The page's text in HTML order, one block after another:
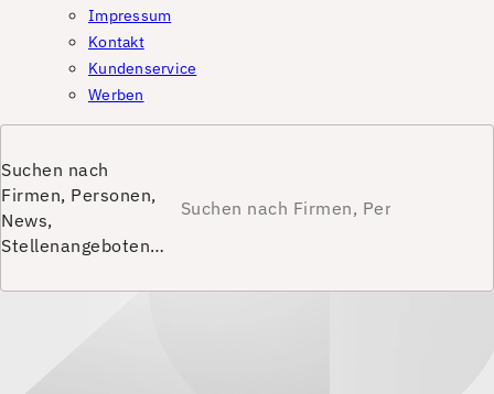
Impressum
Kontakt
Kundenservice
Werben
Suchen nach
Firmen, Personen,
News,
Stellenangeboten…